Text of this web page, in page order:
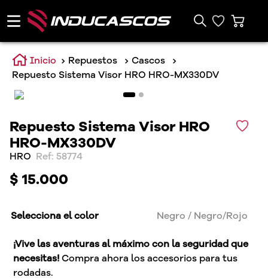
Repuestos
Cascos
Repuesto Sistema Visor HRO HRO-MX330DV
Repuesto Sistema Visor HRO
HRO-MX330DV
HRO : 58774
$ 15.000
Selecciona el color Negro / Negro/Rojo
¡Vive las aventuras al máximo con la seguridad que
necesitas!Compra ahora los accesorios para tus
rodadas.